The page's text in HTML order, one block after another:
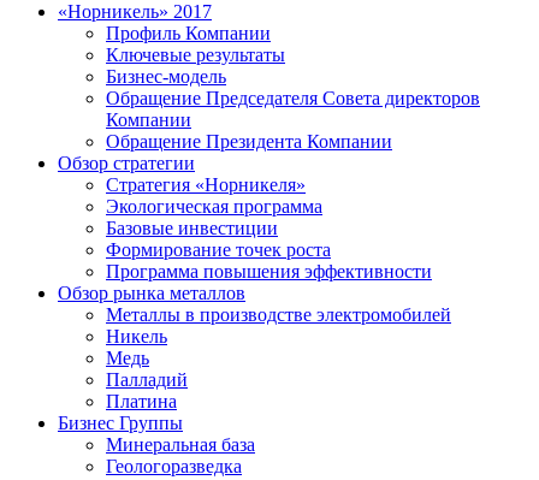
«Норникель» 2017
Профиль Компании
Ключевые результаты
Бизнес-модель
Обращение Председателя Совета директоров
Компании
Обращение Президента Компании
Обзор стратегии
Стратегия «Норникеля»
Экологическая программа
Базовые инвестиции
Формирование точек роста
Программа повышения эффективности
Обзор рынка металлов
Металлы в производстве электромобилей
Никель
Медь
Палладий
Платина
Бизнес Группы
Минеральная база
Геологоразведка